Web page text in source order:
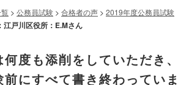
> 公務員試験 > 合格者の声 > 2019年度公務員試験
江戸川区役所：E.Mさん
度も添削をしていただき、
前にすべて書き終わっていま